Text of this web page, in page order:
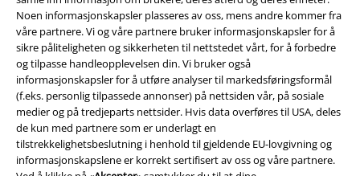
Noen informasjonskapsler plasseres av oss, mens andre kommer fra
våre partnere. Vi og våre partnere bruker informasjonskapsler for å
sikre påliteligheten og sikkerheten til nettstedet vårt, for å forbedre
og tilpasse handleopplevelsen din. Vi bruker også
informasjonskapsler for å utføre analyser til markedsføringsformål
(f.eks. personlig tilpassede annonser) på nettsiden vår, på sosiale
medier og på tredjeparts nettsider. Hvis data overføres til USA, deles
de kun med partnere som er underlagt en
tilstrekkelighetsbeslutning i henhold til gjeldende EU-lovgivning og
informasjonskapslene er korrekt sertifisert av oss og våre partnere.
Juridisk informasjon/Vilkår
Vilkår